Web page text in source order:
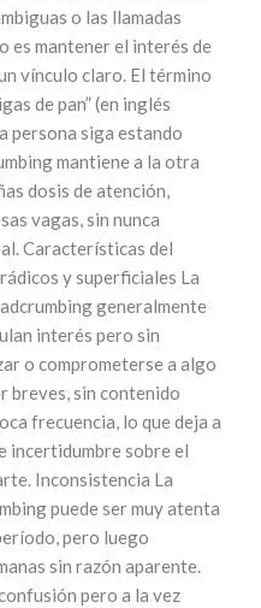
o las llamadas
es mantener el interés de
vínculo claro. El término
de pan” (en inglés
persona siga estando
mantiene a la otra
dosis de atención,
vagas, sin nunca
Características del
y superficiales La
generalmente
interés pero sin
o comprometerse a algo
breves, sin contenido
frecuencia, lo que deja a
incertidumbre sobre el
Inconsistencia La
puede ser muy atenta
pero luego
sin razón aparente.
pero a la vez